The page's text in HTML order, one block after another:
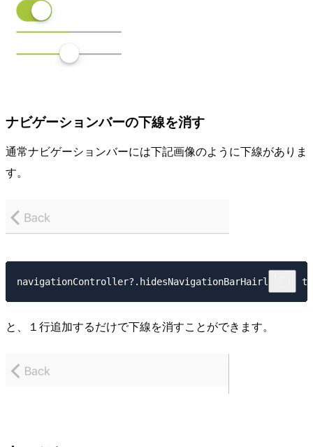
ナビゲーションバーの下線を消す
通常ナビゲーションバーには下記画像のように下線がありま
す。
と、１行追加するだけで下線を消すことができます。